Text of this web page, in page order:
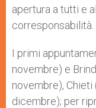
apertura a tutti e
corresponsabilità.
I primi
novembre) e
novembre), Chieti
dicembre); per